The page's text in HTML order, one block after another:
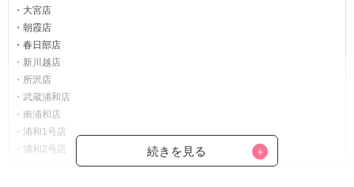
・大宮店
・朝霞店
・春日部店
・新川越店
・所沢店
・武蔵浦和店
・南浦和店
・浦和1号店
・浦和2号店
続きを見る